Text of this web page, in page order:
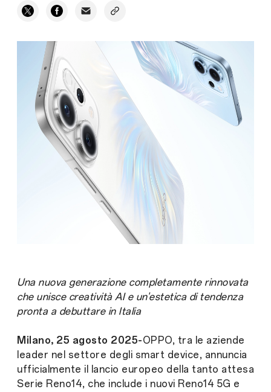
Una nuova generazione completamente rinnovata
che unisce creatività AI e un'estetica di tendenza
pronta a debuttare in Italia
Milano, 25 agosto 2025-OPPO, tra le aziende
leader nel settore degli smart device, annuncia
ufficialmente il lancio europeo della tanto attesa
Serie Reno14, che include i nuovi Reno14 5G e